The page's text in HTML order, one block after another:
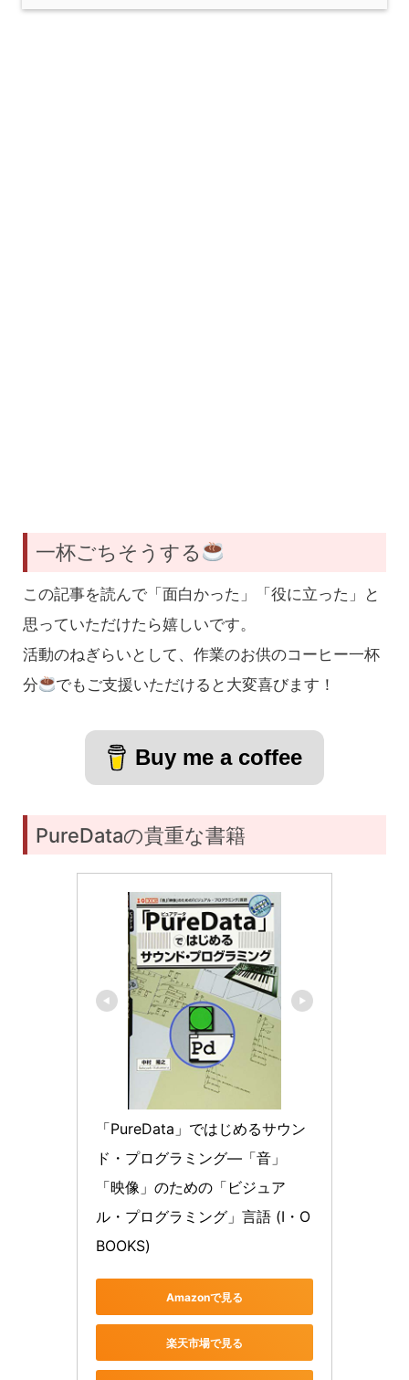
一杯ごちそうする
この記事を読んで「面白かった」「役に立った」と
思っていただけたら嬉しいです。
活動のねぎらいとして、作業のお供のコーヒー一杯
分
でもご支援いただけると大変喜びます！
Buy me a coffee
PureDataの貴重な書籍
「PureData」ではじめるサウン
ド・プログラミング―「音」
「映像」のための「ビジュア
ル・プログラミング」言語 (I・O
BOOKS)
Amazonで見る
楽天市場で見る